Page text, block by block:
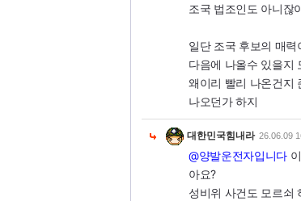
조국 법조인도 아니잖
일단 조국 후보의 매력
다음에 나올수 있을지
왜이리 빨리 나온건지
나오던가 하지
대한민국힘내라 26.06.09
@양발운전자입니다이
아요?
성비위 사건도 모르쇠